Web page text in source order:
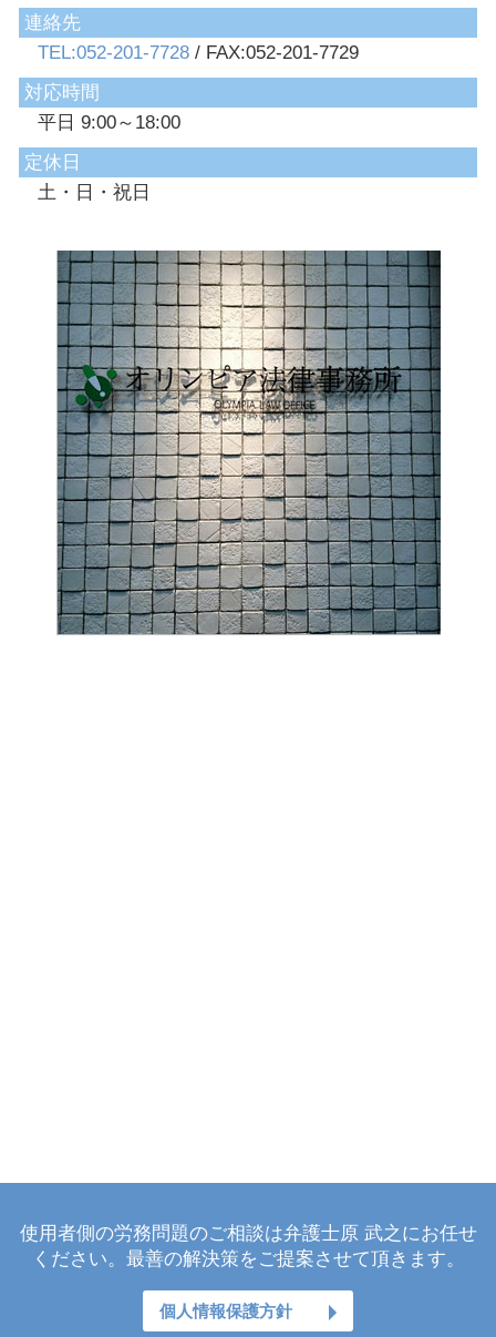
連絡先
TEL:052-201-7728 / FAX:052-201-7729
対応時間
平日 9:00～18:00
定休日
土・日・祝日
使用者側の労務問題のご相談は弁護士原 武之にお任せ
ください。最善の解決策をご提案させて頂きます。
個人情報保護方針